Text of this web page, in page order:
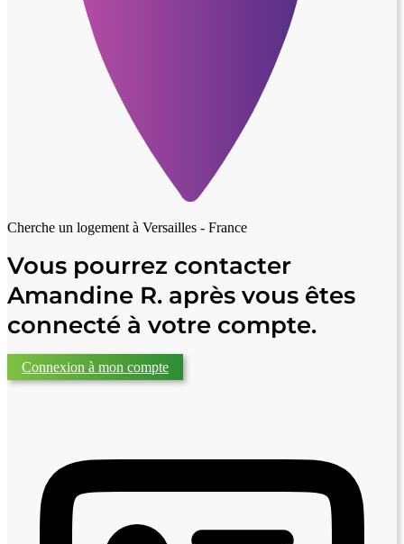
Cherche un logement à Versailles - France
Vous pourrez contacter
Amandine R. après vous êtes
connecté à votre compte.
Connexion à mon compte